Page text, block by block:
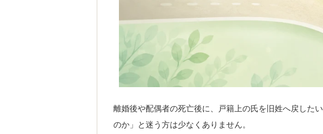
離婚後や配偶者の死亡後に、戸籍上の氏を旧姓へ戻した
のか」と迷う方は少なくありません。